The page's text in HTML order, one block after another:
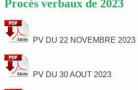
Procès verbaux de 2023
PV DU 22 NOVEMBRE 2023
PV DU 30 AOUT 2023